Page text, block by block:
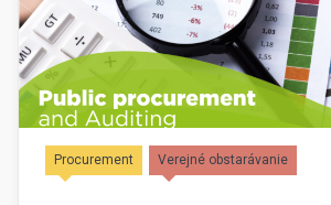
Procurement Verejné obstarávanie